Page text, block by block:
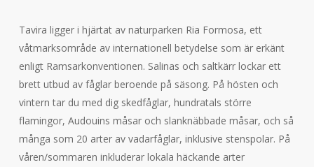
Tavira ligger i hjärtat av naturparken Ria Formosa, ett
våtmarksområde av internationell betydelse som är erkänt
enligt Ramsarkonventionen. Salinas och saltkärr lockar ett
brett utbud av fåglar beroende på säsong. På hösten och
vintern tar du med dig skedfåglar, hundratals större
flamingor, Audouins måsar och slanknäbbade måsar, och så
många som 20 arter av vadarfåglar, inklusive stenspolar. På
våren/sommaren inkluderar lokala häckande arter